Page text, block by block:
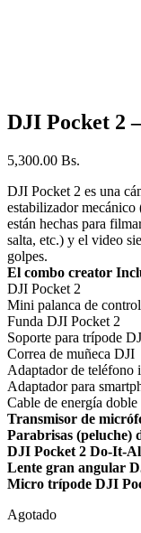
DJI Pocket 2
5,300.00 Bs.
DJI Pocket 2 es una
estabilizador mecánico
están hechas para
salta, etc.) y el video
golpes.
El combo creator
DJI Pocket 2
Mini palanca de
Funda DJI Pocket 2
Soporte para trípode
Correa de muñeca DJI
Adaptador de
Adaptador para
Cable de energía doble
Transmisor de
Parabrisas (peluche)
DJI Pocket 2 Do-It-
Lente gran angular
Micro trípode DJI
Agotado